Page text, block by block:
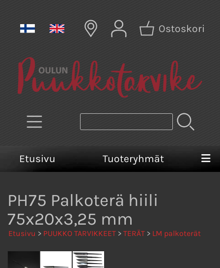
Ostoskori
Etusivu Tuoteryhmät
PH75 Palkoterä hiili
75x20x3,25 mm
Etusivu > PUUKKO TARVIKKEET > TERÄT > LM palkoterät